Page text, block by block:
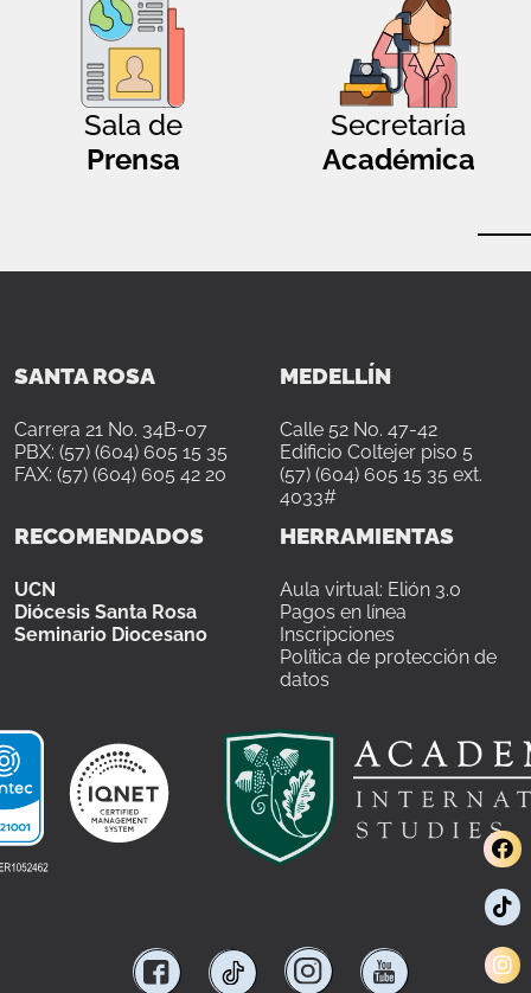
Sala de
Prensa
Secretaría
Académica
SANTA ROSA
Carrera 21 No. 34B-07
PBX: (57) (604) 605 15 35
FAX: (57) (604) 605 42 20
MEDELLÍN
Calle 52 No. 47-42
Edificio Coltejer piso 5
(57) (604) 605 15 35 ext.
4033#
RECOMENDADOS
UCN
Diócesis Santa Rosa
Seminario Diocesano
HERRAMIENTAS
Aula virtual: Elión 3.0
Pagos en línea
Inscripciones
Política de protección de
datos